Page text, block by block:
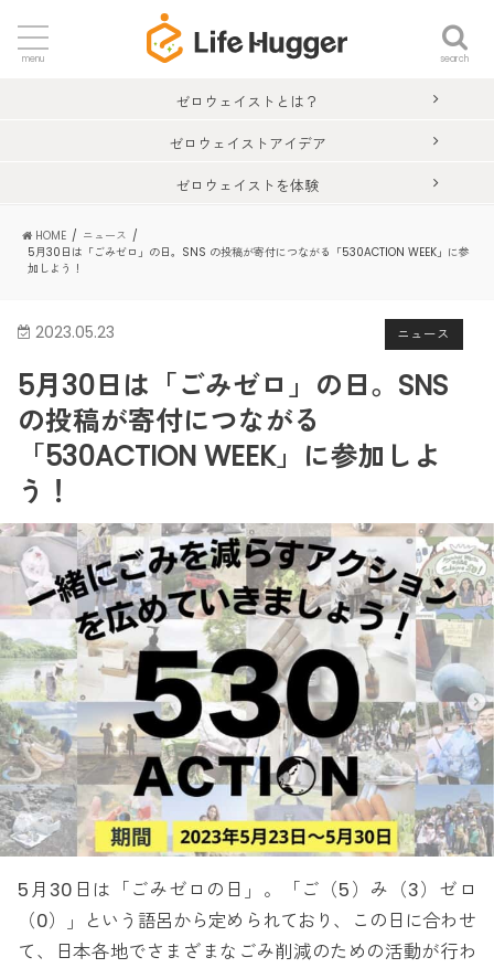
search
menu
ゼロウェイストとは？
ゼロウェイストアイデア
ゼロウェイストを体験
HOME
ニュース
5月30日は「ごみゼロ」の日。SNS の投稿が寄付につながる「530ACTION WEEK」に参
加しよう！
ニュース
2023.05.23
5月30日は「ごみゼロ」の日。SNS
の投稿が寄付につながる
「530ACTION WEEK」に参加しよ
う！
5月30日は「ごみゼロの日」。「ご（5）み（3）ゼロ
（0）」という語呂から定められており、この日に合わせ
て、日本各地でさまざまなごみ削減のための活動が行わ